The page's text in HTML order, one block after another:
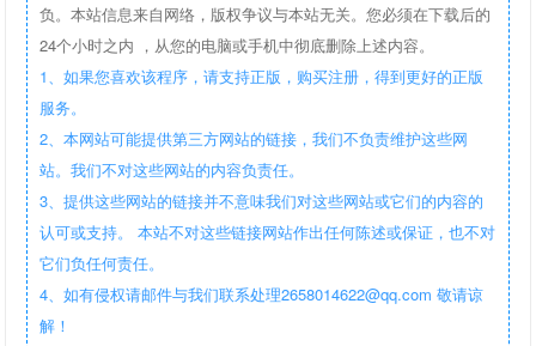
负。本站信息来自网络，版权争议与本站无关。您必须在下载后的
24个小时之内 ，从您的电脑或手机中彻底删除上述内容。
1、如果您喜欢该程序，请支持正版，购买注册，得到更好的正版
服务。
2、本网站可能提供第三方网站的链接，我们不负责维护这些网
站。我们不对这些网站的内容负责任。
3、提供这些网站的链接并不意味我们对这些网站或它们的内容的
认可或支持。 本站不对这些链接网站作出任何陈述或保证，也不对
它们负任何责任。
4、如有侵权请邮件与我们联系处理2658014622@qq.com 敬请谅
解！